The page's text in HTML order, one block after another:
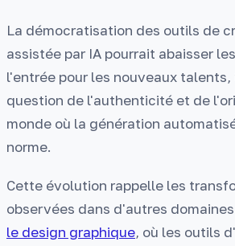
La démocratisation des outils de
assistée par IA pourrait abaisser
l'entrée pour les nouveaux
question de l'authenticité et de
monde où la génération
norme.
Cette évolution rappelle les
observées dans d'autres
le design graphique, où les outils